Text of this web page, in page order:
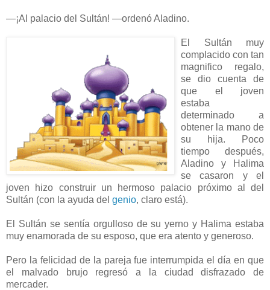
—¡Al palacio del Sultán! —ordenó Aladino.
El Sultán muy
complacido con tan
magnifico regalo,
se dio cuenta de
que el joven
estaba
determinado a
obtener la mano de
su hija. Poco
tiempo después,
Aladino y Halima
se casaron y el
joven hizo construir un hermoso palacio próximo al del
Sultán (con la ayuda del genio, claro está).
El Sultán se sentía orgulloso de su yerno y Halima estaba
muy enamorada de su esposo, que era atento y generoso.
Pero la felicidad de la pareja fue interrumpida el día en que
el malvado brujo regresó a la ciudad disfrazado de
mercader.